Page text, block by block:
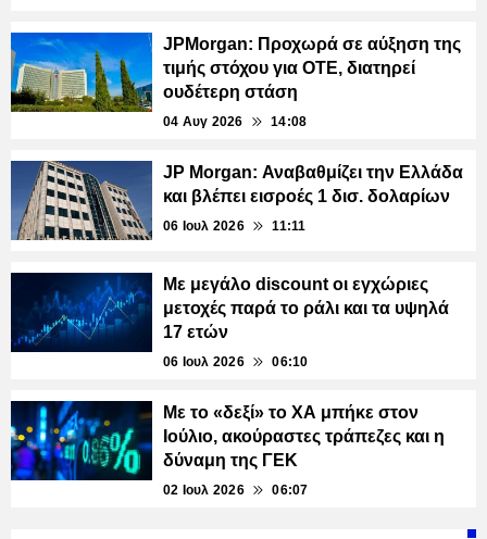
JPMorgan: Προχωρά σε αύξηση της
τιμής στόχου για ΟΤΕ, διατηρεί
ουδέτερη στάση
04 Αυγ 2026 14:08
JP Morgan: Αναβαθμίζει την Ελλάδα
και βλέπει εισροές 1 δισ. δολαρίων
06 Ιουλ 2026 11:11
Με μεγάλο discount οι εγχώριες
μετοχές παρά το ράλι και τα υψηλά
17 ετών
06 Ιουλ 2026 06:10
Με το «δεξί» το ΧΑ μπήκε στον
Ιούλιο, ακούραστες τράπεζες και η
δύναμη της ΓΕΚ
02 Ιουλ 2026 06:07